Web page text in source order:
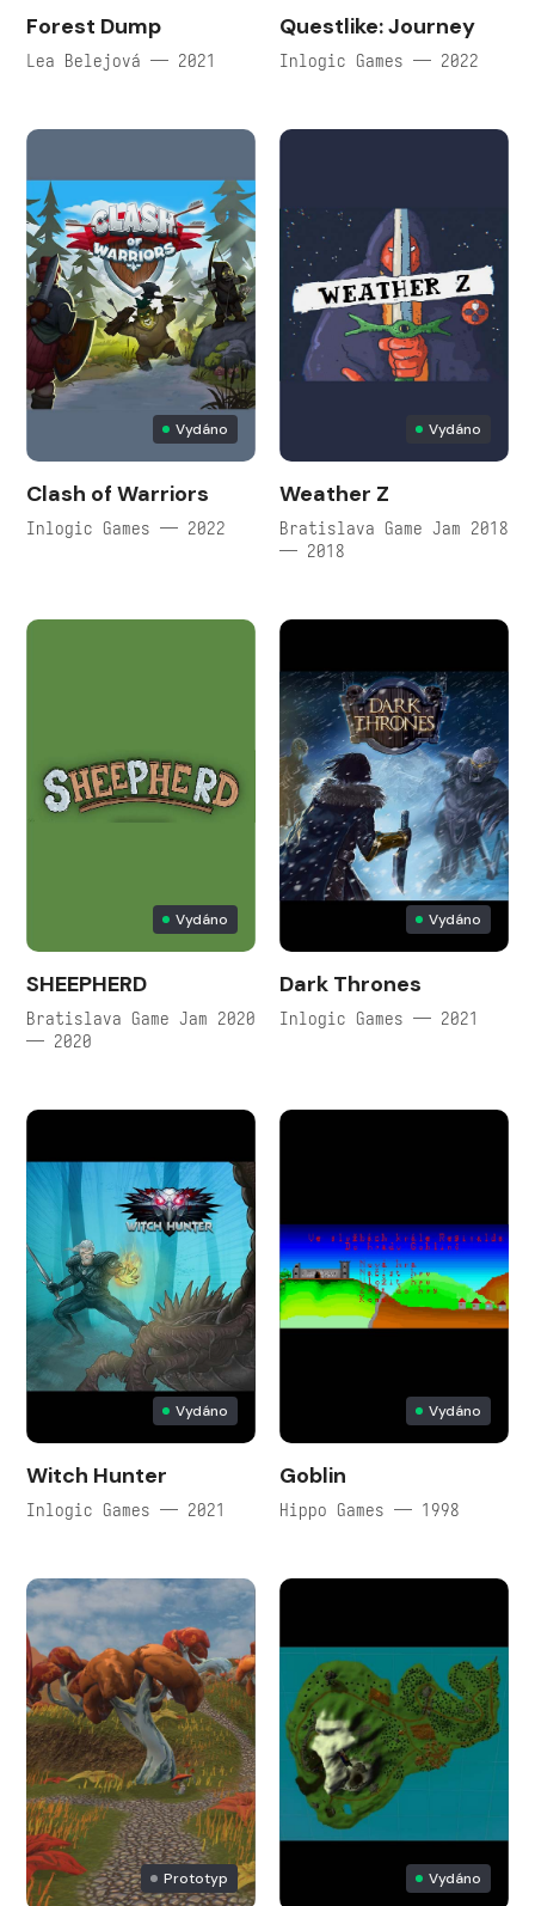
Forest Dump
Lea Belejová — 2021
Questlike: Journey
Inlogic Games — 2022
Vydáno
Clash of Warriors
Inlogic Games — 2022
Vydáno
Weather Z
Bratislava Game Jam 2018
— 2018
Vydáno
SHEEPHERD
Bratislava Game Jam 2020
— 2020
Vydáno
Dark Thrones
Inlogic Games — 2021
Vydáno
Witch Hunter
Inlogic Games — 2021
Vydáno
Goblin
Hippo Games — 1998
Prototyp Vydáno